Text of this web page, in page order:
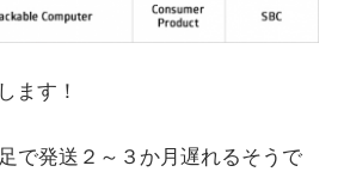
ます！
で発送２～３か月遅れるそうで